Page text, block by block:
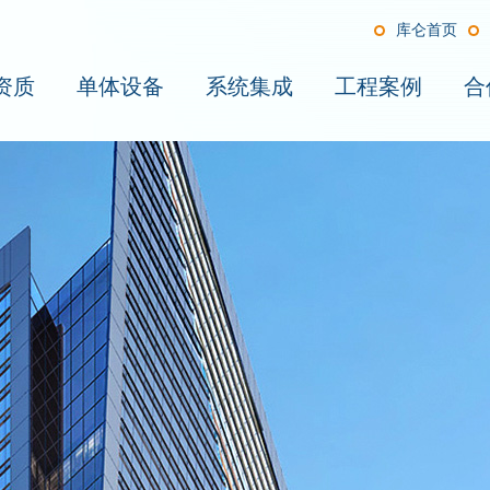
库仑首页
质 单体设备 系统集成 工程案例 合